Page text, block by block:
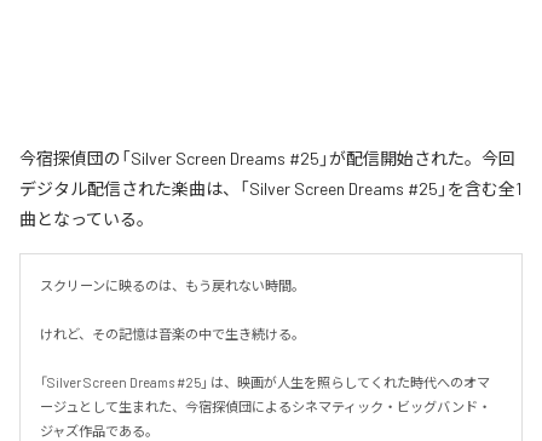
今宿探偵団の「Silver Screen Dreams #25」が配信開始された。今回
デジタル配信された楽曲は、「Silver Screen Dreams #25」を含む全1
曲となっている。
スクリーンに映るのは、もう戻れない時間。
けれど、その記憶は音楽の中で生き続ける。
「Silver Screen Dreams #25」 は、映画が人生を照らしてくれた時代へのオマ
ージュとして生まれた、今宿探偵団によるシネマティック・ビッグバンド・
ジャズ作品である。